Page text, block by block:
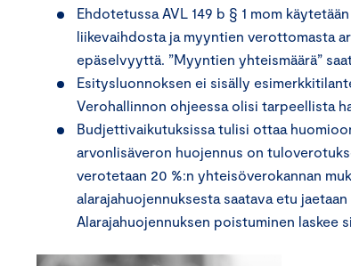
Ehdotetussa AVL 149 b § 1 mom
liikevaihdosta ja myyntien verottomasta
epäselvyyttä. ”Myyntien yhteismäärä”
Esitysluonnoksen ei sisälly
Verohallinnon ohjeessa olisi tarpeellista
Budjettivaikutuksissa tulisi ottaa
arvonlisäveron huojennus on
verotetaan 20 %:n yhteisöverokannan
alarajahuojennuksesta saatava etu
Alarajahuojennuksen poistuminen